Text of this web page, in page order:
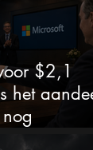
$2,1
aandeel